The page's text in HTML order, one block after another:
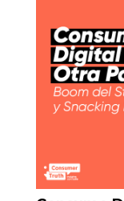
la Honesta
Estrategias